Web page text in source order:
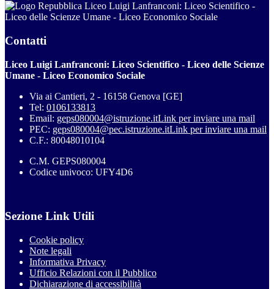
Liceo Luigi Lanfranconi: Liceo Scientifico -
Liceo delle Scienze Umane - Liceo Economico Sociale
Contatti
Liceo Luigi Lanfranconi: Liceo Scientifico - Liceo delle Scienze
Umane - Liceo Economico Sociale
Via ai Cantieri, 2 - 16158 Genova [GE]
Tel: 0106133813
Email: geps080004@istruzione.itLink per inviare una mail
PEC: geps080004@pec.istruzione.itLink per inviare una mail
C.F.: 80048010104
C.M. GEPS080004
Codice univoco: UFY4D6
Sezione Link Utili
Cookie policy
Note legali
Informativa Privacy
Ufficio Relazioni con il Pubblico
Dichiarazione di accessibilità